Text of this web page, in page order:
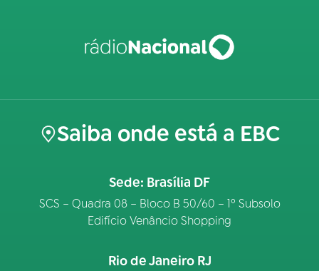
Saiba onde está a EBC
Sede: Brasília DF
SCS – Quadra 08 – Bloco B 50/60 – 1º Subsolo
Edifício Venâncio Shopping
Rio de Janeiro RJ